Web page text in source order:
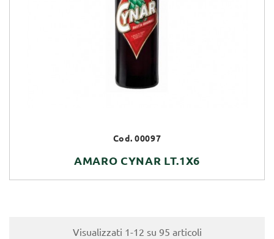
Cod. 00097
AMARO CYNAR LT.1X6
Visualizzati 1-12 su 95 articoli